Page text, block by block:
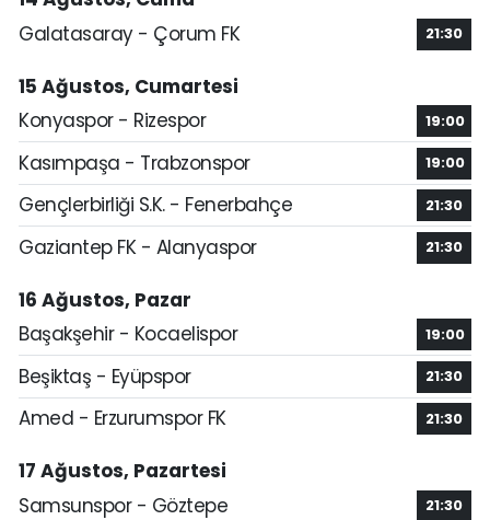
Galatasaray - Çorum FK
21:30
15 Ağustos, Cumartesi
Konyaspor - Rizespor
19:00
Kasımpaşa - Trabzonspor 19:00
Gençlerbirliği S.K. - Fenerbahçe 21:30
Gaziantep FK - Alanyaspor 21:30
16 Ağustos, Pazar
Başakşehir - Kocaelispor
19:00
Beşiktaş - Eyüpspor 21:30
Amed - Erzurumspor FK 21:30
17 Ağustos, Pazartesi
Samsunspor - Göztepe
21:30